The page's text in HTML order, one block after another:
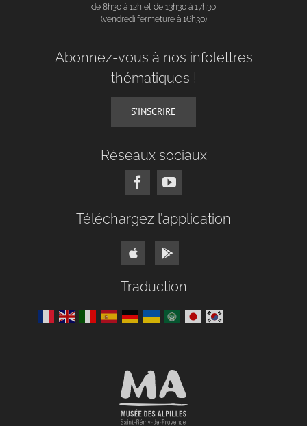
de 8h30 à 12h et de 13h30 à 17h30
(vendredi fermeture à 16h30)
Abonnez-vous à nos infolettres
thématiques !
S’INSCRIRE
Réseaux sociaux
Téléchargez l’application
Traduction